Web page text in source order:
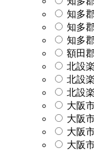
知多
知多
知多
額田
北設
北設
北設
大阪
大阪
大阪
大阪